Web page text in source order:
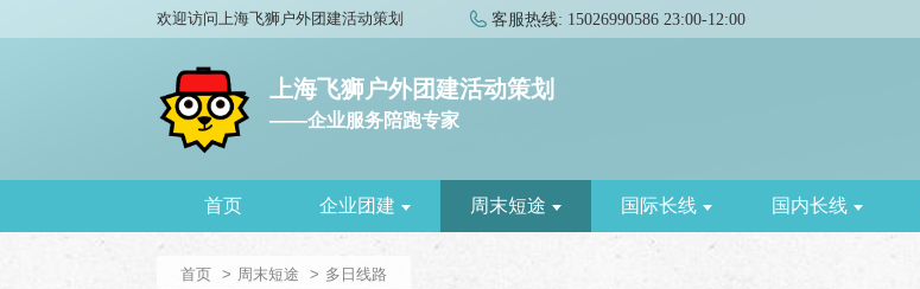
欢迎访问上海飞狮户外团建活动策划 客服热线: 15026990586 23:00-12:00
上海飞狮户外团建活动策划
——企业服务陪跑专家
首页 企业团建 周末短途 国际长线 国内长线
首页 周末短途 多日线路